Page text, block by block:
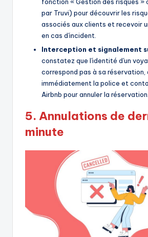
par Truvi) pour découvrir les
associés aux clients et recevoir
en cas d'incident.
Interception et signalement
constatez que l'identité d'un
correspond pas à sa réservation,
immédiatement la police et
Airbnb pour annuler la réservation.
5. Annulations de
minute